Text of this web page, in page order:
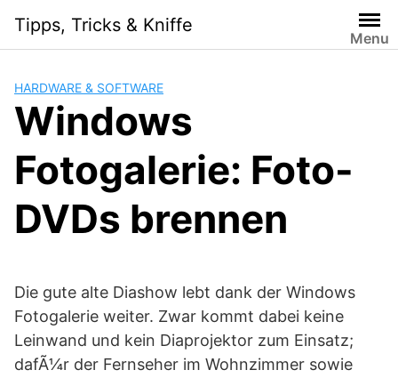
content
Tipps, Tricks & Kniffe
Menu
HARDWARE & SOFTWARE
Windows
Fotogalerie: Foto-
DVDs brennen
Die gute alte Diashow lebt dank der Windows
Fotogalerie weiter. Zwar kommt dabei keine
Leinwand und kein Diaprojektor zum Einsatz;
dafÃ¼r der Fernseher im Wohnzimmer sowie